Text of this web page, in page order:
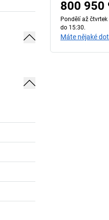
800 950
Pondělí až
do 15:30.
Máte nějaké